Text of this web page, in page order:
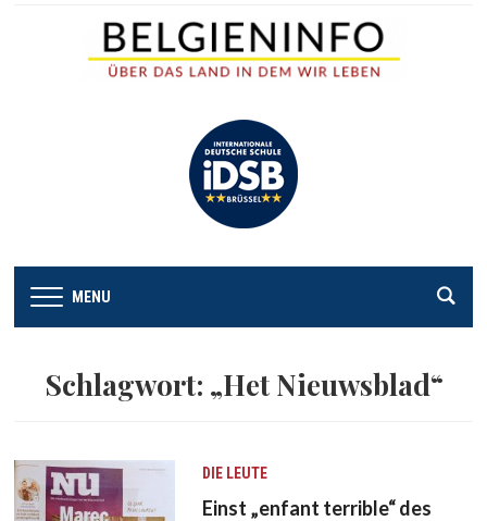
MENU
Schlagwort: „Het Nieuwsblad“
DIE LEUTE
Einst „enfant terrible“ des